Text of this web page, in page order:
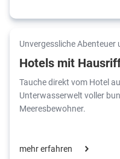
Unvergessliche Abenteuer
Hotels mit
Tauche direkt vom Hotel
Unterwasserwelt voller
Meeresbewohner.
mehr erfahren